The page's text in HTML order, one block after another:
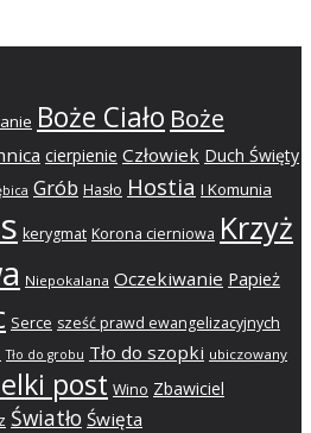
Boże Ciało Boże
cierpienie Człowiek Duch Święty
Grób Hasło Hostia I Komunia
kerygmat Korona cierniowa Krzyż
Niepokalana Oczekiwanie Papież
Serce sześć prawd ewangelizacyjnych
Tło do grobu Tło do szopki ubiczowany
post Wino Zbawiciel
Światło Święta